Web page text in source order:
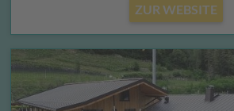
ZUR WEBSITE